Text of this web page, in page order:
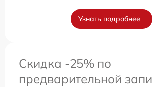
Узнать подробнее
Скидка -25% по
предварительной